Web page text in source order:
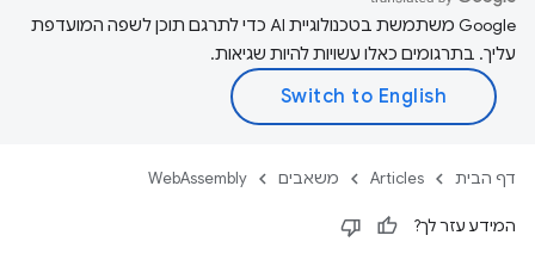
‫Google משתמשת בטכנולוגיית AI כדי לתרגם תוכן לשפה המועדפת
עליך. בתרגומים כאלו עשויות להיות שגיאות.
דף הבית Articles משאבים WebAssembly
המידע עזר לך?